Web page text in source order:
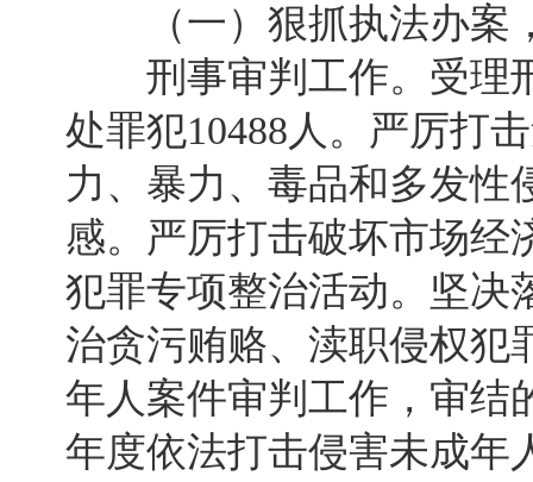
（一）狠抓执法办案
刑事审判工作。受理刑
处罪犯10488人。严厉打
力、暴力、毒品和多发性
感。严厉打击破坏市场经
犯罪专项整治活动。坚决
治贪污贿赂、渎职侵权犯
年人案件审判工作，审结
年度依法打击侵害未成年